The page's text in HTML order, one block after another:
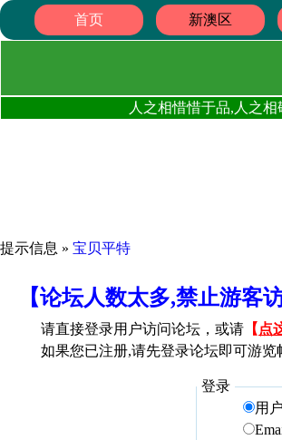
首页 新澳区
人之相惜惜于品,人之
提示信息 » 宝贝平特
【论坛人数太多,禁止游
请直接登录用户访问论坛，或请 【 点
如果您已注册,请先登录论坛即可游览
登录
用